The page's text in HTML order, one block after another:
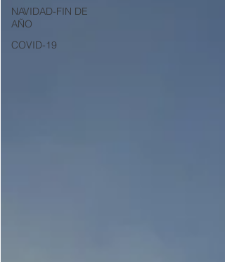
NAVIDAD-FIN DE
AÑO
COVID-19